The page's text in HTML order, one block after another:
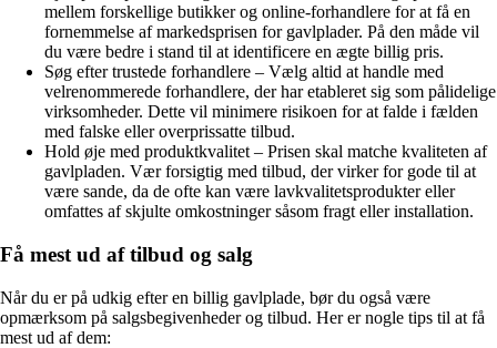
mellem forskellige butikker og online-forhandlere for at få en
fornemmelse af markedsprisen for gavlplader. På den måde vil
du være bedre i stand til at identificere en ægte billig pris.
Søg efter trustede forhandlere – Vælg altid at handle med
velrenommerede forhandlere, der har etableret sig som pålidelige
virksomheder. Dette vil minimere risikoen for at falde i fælden
med falske eller overprissatte tilbud.
Hold øje med produktkvalitet – Prisen skal matche kvaliteten af
gavlpladen. Vær forsigtig med tilbud, der virker for gode til at
være sande, da de ofte kan være lavkvalitetsprodukter eller
omfattes af skjulte omkostninger såsom fragt eller installation.
Få mest ud af tilbud og salg
Når du er på udkig efter en billig gavlplade, bør du også være
opmærksom på salgsbegivenheder og tilbud. Her er nogle tips til at få
mest ud af dem: